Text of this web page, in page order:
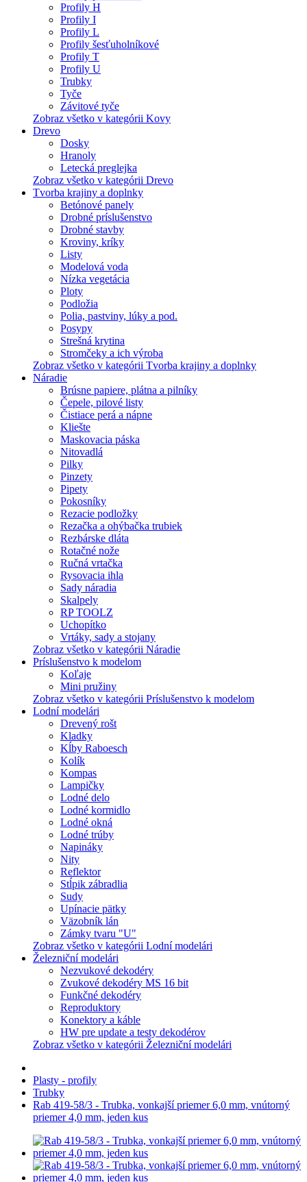
Profily H
Profily I
Profily L
Profily šesťuholníkové
Profily T
Profily U
Trubky
Tyče
Závitové tyče
Zobraz všetko v kategórii Kovy
Drevo
Dosky
Hranoly
Letecká preglejka
Zobraz všetko v kategórii Drevo
Tvorba krajiny a doplnky
Betónové panely
Drobné príslušenstvo
Drobné stavby
Kroviny, kríky
Listy
Modelová voda
Nízka vegetácia
Ploty
Podložia
Polia, pastviny, lúky a pod.
Posypy
Strešná krytina
Stromčeky a ich výroba
Zobraz všetko v kategórii Tvorba krajiny a doplnky
Náradie
Brúsne papiere, plátna a pilníky
Čepele, pilové listy
Čistiace perá a nápne
Kliešte
Maskovacia páska
Nitovadlá
Pilky
Pinzety
Pipety
Pokosníky
Rezacie podložky
Rezačka a ohýbačka trubiek
Rezbárske dláta
Rotačné nože
Ručná vrtačka
Rysovacia ihla
Sady náradia
Skalpely
RP TOOLZ
Uchopítko
Vrtáky, sady a stojany
Zobraz všetko v kategórii Náradie
Príslušenstvo k modelom
Koľaje
Mini pružiny
Zobraz všetko v kategórii Príslušenstvo k modelom
Lodní modelári
Drevený rošt
Kladky
Kĺby Raboesch
Kolík
Kompas
Lampičky
Lodné delo
Lodné kormidlo
Lodné okná
Lodné trúby
Napináky
Nity
Reflektor
Stĺpik zábradlia
Sudy
Upínacie pätky
Väzobník lán
Zámky tvaru "U"
Zobraz všetko v kategórii Lodní modelári
Železniční modelári
Nezvukové dekodéry
Zvukové dekodéry MS 16 bit
Funkčné dekodéry
Reproduktory
Konektory a káble
HW pre update a testy dekodérov
Zobraz všetko v kategórii Železniční modelári
Plasty - profily
Trubky
Rab 419-58/3 - Trubka, vonkajší priemer 6,0 mm, vnútorný
priemer 4,0 mm, jeden kus